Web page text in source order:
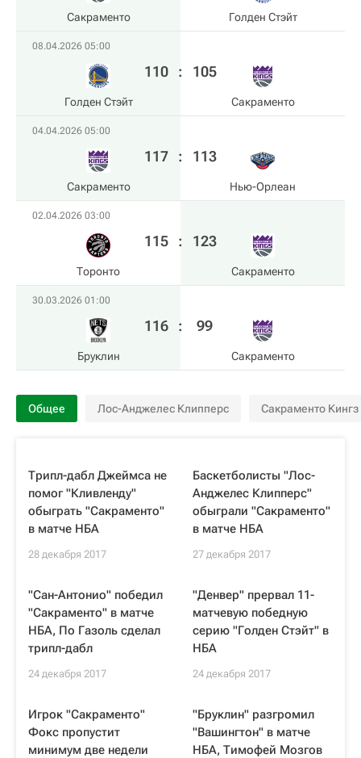
Сакраменто Голден Стэйт
08.04.2026 05:00
Голден Стэйт
110 : 105
Сакраменто
04.04.2026 05:00
Сакраменто
117 : 113
Нью-Орлеан
02.04.2026 03:00
Торонто
115 : 123
Сакраменто
30.03.2026 01:00
Бруклин
116 : 99
Сакраменто
Общее Лос-Анджелес Клипперс Сакраменто Кингз
Трипл-дабл Джеймса не
помог "Кливленду"
обыграть "Сакраменто"
в матче НБА
28 декабря 2017
Баскетболисты "Лос-
Анджелес Клипперс"
обыграли "Сакраменто"
в матче НБА
27 декабря 2017
"Сан-Антонио" победил
"Сакраменто" в матче
НБА, По Газоль сделал
трипл-дабл
24 декабря 2017
"Денвер" прервал 11-
матчевую победную
серию "Голден Стэйт" в
НБА
24 декабря 2017
Игрок "Сакраменто"
Фокс пропустит
минимум две недели
"Бруклин" разгромил
"Вашингтон" в матче
НБА, Тимофей Мозгов